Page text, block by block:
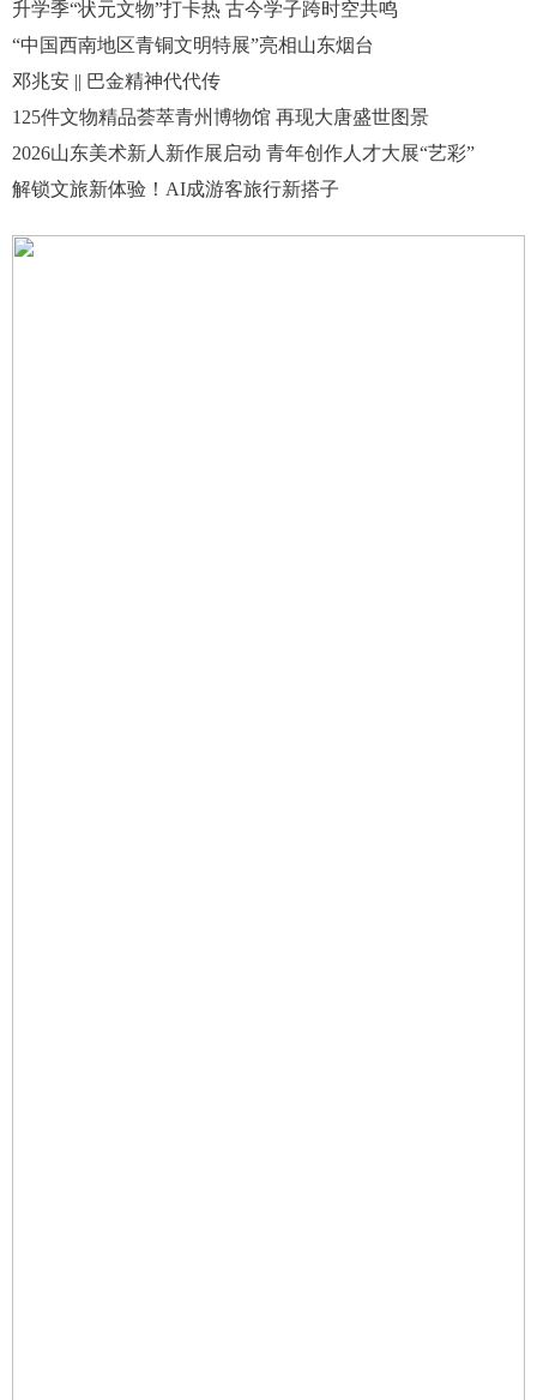
升学季“状元文物”打卡热 古今学子跨时空共鸣
“中国西南地区青铜文明特展”亮相山东烟台
邓兆安 || 巴金精神代代传
125件文物精品荟萃青州博物馆 再现大唐盛世图景
2026山东美术新人新作展启动 青年创作人才大展“艺彩”
解锁文旅新体验！AI成游客旅行新搭子